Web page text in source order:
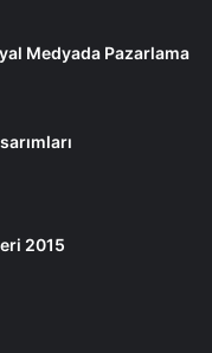
Medyada Pazarlama
2015